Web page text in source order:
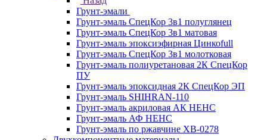
Грунт-эмали
Грунт-эмаль СпецКор 3в1 полуглянец
Грунт-эмаль СпецКор 3в1 матовая
Грунт-эмаль эпоксиэфирная Цинкоfull
Грунт-эмаль СпецКор 3в1 молотковая
Грунт-эмаль полиуретановая 2К СпецКор
ПУ
Грунт-эмаль эпоксидная 2К СпецКор ЭП
Грунт-эмаль SHIHRAN-110
Грунт-эмаль акриловая АК НЕНС
Грунт-эмаль АФ НЕНС
Грунт-эмаль по ржавчине ХВ-0278